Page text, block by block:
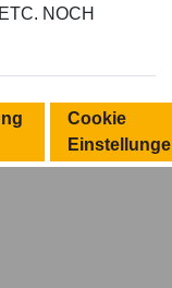
NOCH
Cookie